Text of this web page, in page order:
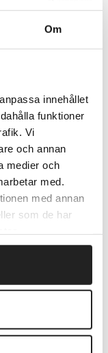
Om
innehållet
funktioner
Vi
och annan
medier och
med.
med annan
som de har
søger.
overblik.
bestilling